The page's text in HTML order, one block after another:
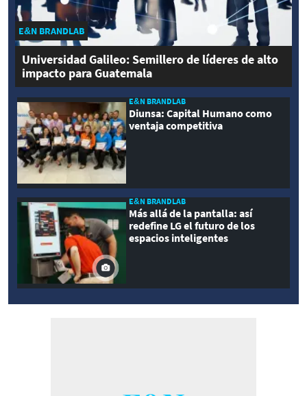
E&N BRANDLAB
Universidad Galileo: Semillero de líderes de alto
impacto para Guatemala
E&N BRANDLAB
Diunsa: Capital Humano como
ventaja competitiva
E&N BRANDLAB
Más allá de la pantalla: así
redefine LG el futuro de los
espacios inteligentes